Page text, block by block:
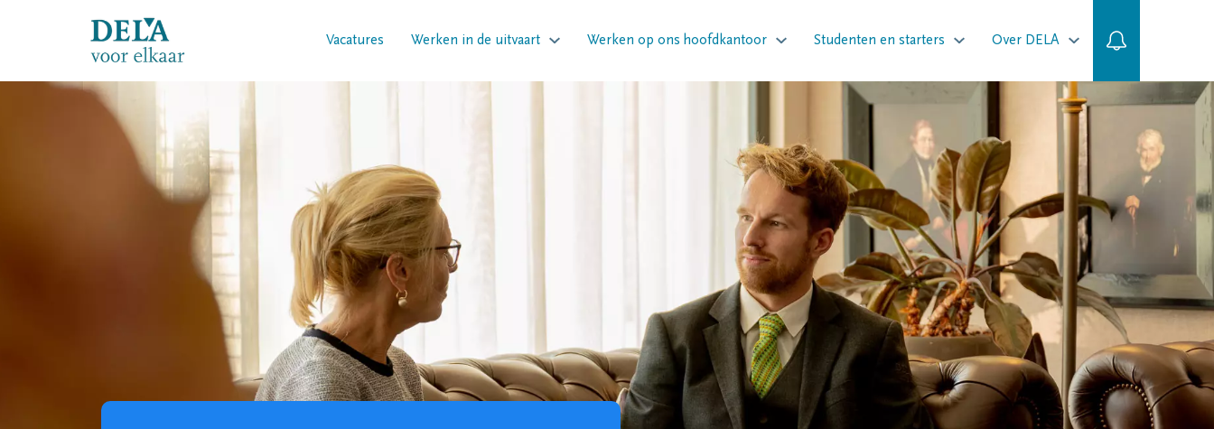
Vacatures Werken in de uitvaart Werken op ons hoofdkantoor Studenten en starters Over DELA